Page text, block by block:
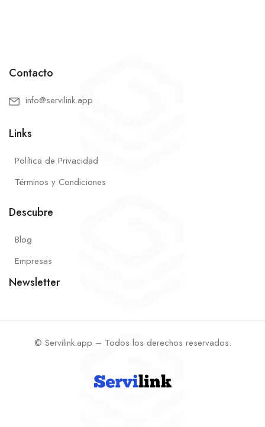
Contacto
info@servilink.app
Links
Política de Privacidad
Términos y Condiciones
Descubre
Blog
Empresas
Newsletter
© Servilink.app – Todos los derechos reservados.